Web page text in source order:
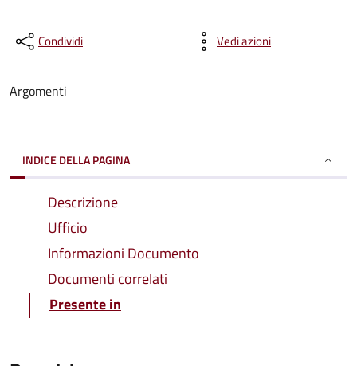
Condividi Vedi azioni
Argomenti
INDICE DELLA PAGINA
Descrizione
Ufficio
Informazioni Documento
Documenti correlati
Presente in